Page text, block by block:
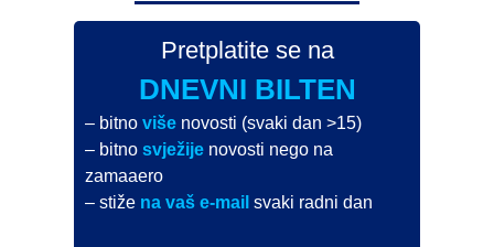
Pretplatite se na
DNEVNI BILTEN
– bitnoviše novosti (svaki dan >15)
– bitnosvježije novosti nego na
zamaaero
– stiže na vaš e-mail svaki radni dan